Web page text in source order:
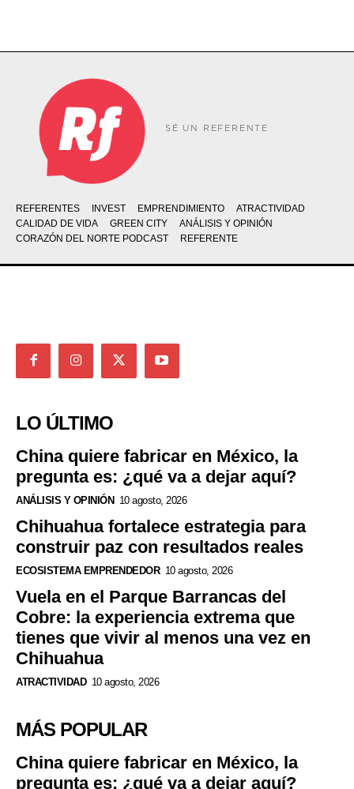
SÉ UN REFERENTE
REFERENTES INVEST EMPRENDIMIENTO
ATRACTIVIDAD
CALIDAD DE VIDA
GREEN CITY
ANÁLISIS Y OPINIÓN
CORAZÓN DEL NORTE PODCAST
REFERENTE
LO ÚLTIMO
China quiere fabricar en México, la
pregunta es: ¿qué va a dejar aquí?
ANÁLISIS Y OPINIÓN 10 agosto, 2026
Chihuahua fortalece estrategia para
construir paz con resultados reales
ECOSISTEMA EMPRENDEDOR 10 agosto, 2026
Vuela en el Parque Barrancas del
Cobre: la experiencia extrema que
tienes que vivir al menos una vez en
Chihuahua
ATRACTIVIDAD 10 agosto, 2026
MÁS POPULAR
China quiere fabricar en México, la
pregunta es: ¿qué va a dejar aquí?